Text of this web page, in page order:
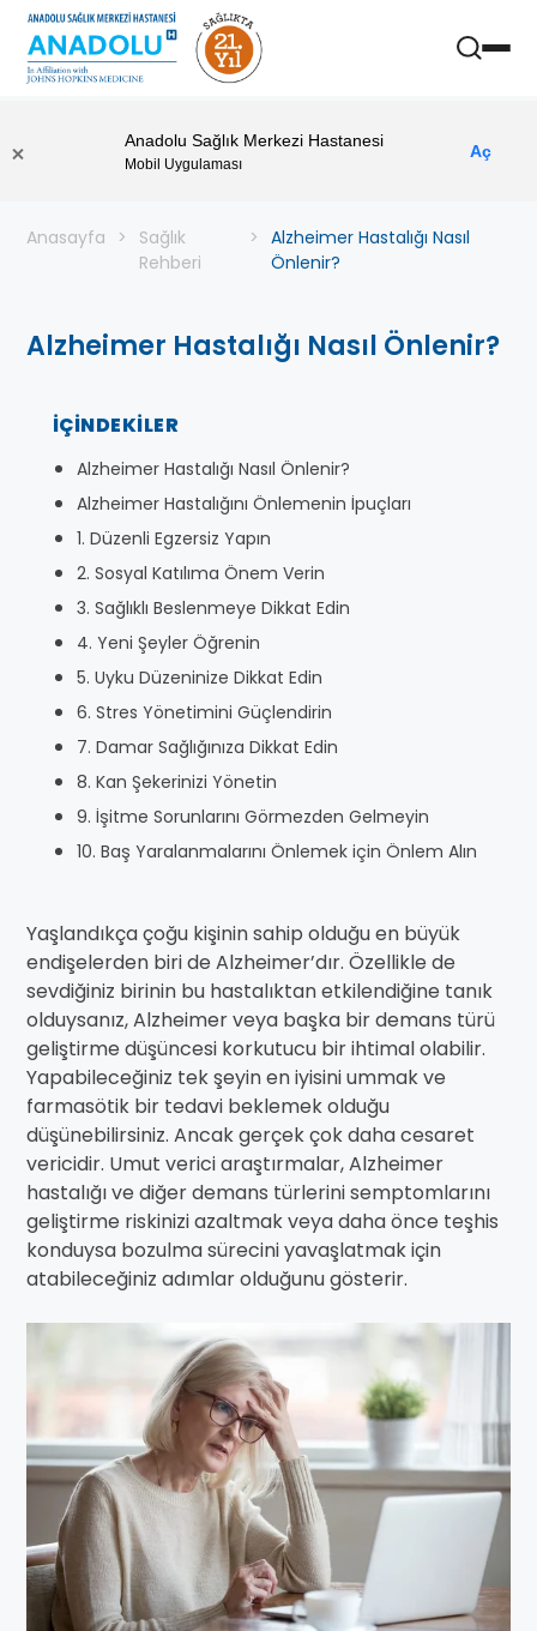
Anadolu Sağlık Merkezi Hastanesi
Mobil Uygulaması
Aç
Anasayfa
Sağlık
Rehberi
Alzheimer Hastalığı Nasıl
Önlenir?
Alzheimer Hastalığı Nasıl Önlenir?
İÇINDEKILER
Alzheimer Hastalığı Nasıl Önlenir?
Alzheimer Hastalığını Önlemenin İpuçları
1. Düzenli Egzersiz Yapın
2. Sosyal Katılıma Önem Verin
3. Sağlıklı Beslenmeye Dikkat Edin
4. Yeni Şeyler Öğrenin
5. Uyku Düzeninize Dikkat Edin
6. Stres Yönetimini Güçlendirin
7. Damar Sağlığınıza Dikkat Edin
8. Kan Şekerinizi Yönetin
9. İşitme Sorunlarını Görmezden Gelmeyin
10. Baş Yaralanmalarını Önlemek için Önlem Alın
Yaşlandıkça çoğu kişinin sahip olduğu en büyük
endişelerden biri de Alzheimer’dır. Özellikle de
sevdiğiniz birinin bu hastalıktan etkilendiğine tanık
olduysanız, Alzheimer veya başka bir demans türü
geliştirme düşüncesi korkutucu bir ihtimal olabilir.
Yapabileceğiniz tek şeyin en iyisini ummak ve
farmasötik bir tedavi beklemek olduğu
düşünebilirsiniz. Ancak gerçek çok daha cesaret
vericidir. Umut verici araştırmalar, Alzheimer
hastalığı ve diğer demans türlerini semptomlarını
geliştirme riskinizi azaltmak veya daha önce teşhis
konduysa bozulma sürecini yavaşlatmak için
atabileceğiniz adımlar olduğunu gösterir.